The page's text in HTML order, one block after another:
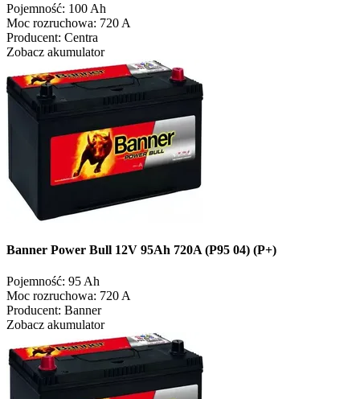
Pojemność: 100 Ah
Moc rozruchowa: 720 A
Producent: Centra
Zobacz akumulator
Banner Power Bull 12V 95Ah 720A (P95 04) (P+)
Pojemność: 95 Ah
Moc rozruchowa: 720 A
Producent: Banner
Zobacz akumulator